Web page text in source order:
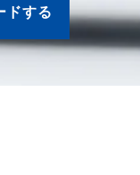
ドする